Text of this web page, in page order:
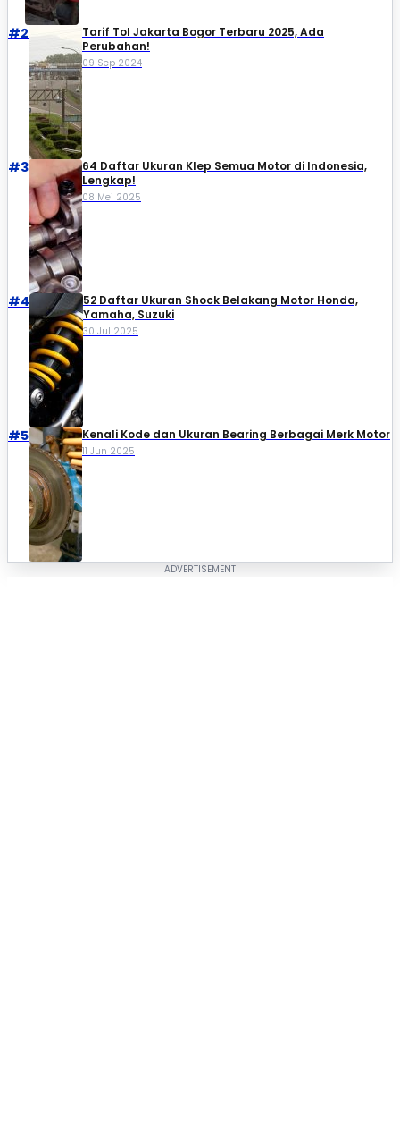
#2
Tarif Tol Jakarta Bogor Terbaru 2025, Ada
Perubahan!
09 Sep 2024
#3
64 Daftar Ukuran Klep Semua Motor di Indonesia,
Lengkap!
08 Mei 2025
#4
52 Daftar Ukuran Shock Belakang Motor Honda,
Yamaha, Suzuki​
30 Jul 2025
#5 Kenali Kode dan Ukuran Bearing Berbagai Merk Motor
11 Jun 2025